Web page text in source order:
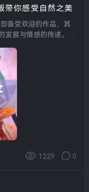
带你感受自然之美
发展与情感的传递。通
更易...
1229 0